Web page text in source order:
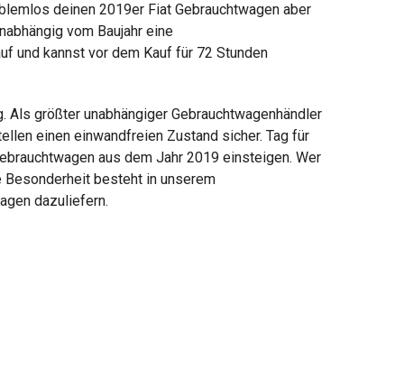
deinen 2019er Fiat Gebrauchtwagen aber
vom Baujahr eine
und kannst vor dem Kauf für 72 Stunden
größter unabhängiger Gebrauchtwagenhändler
einen einwandfreien Zustand sicher. Tag für
aus dem Jahr 2019 einsteigen. Wer
besteht in unserem
dazuliefern.